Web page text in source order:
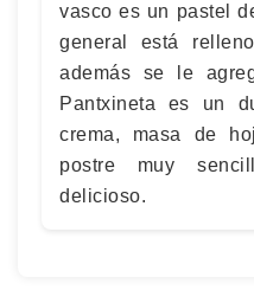
vasco es un pastel
general está
además se le
Pantxineta es un
crema, masa de
postre muy
delicioso.